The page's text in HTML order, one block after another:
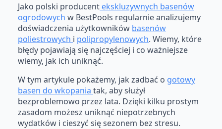
Jako polski producent ekskluzywnych basenów
ogrodowych w BestPools regularnie analizujemy
doświadczenia użytkowników basenów
poliestrowych i polipropylenowych. Wiemy, które
błędy pojawiają się najczęściej i co ważniejsze
wiemy, jak ich uniknąć.
W tym artykule pokażemy, jak zadbać o gotowy
basen do wkopania tak, aby służył
bezproblemowo przez lata. Dzięki kilku prostym
zasadom możesz uniknąć niepotrzebnych
wydatków i cieszyć się sezonem bez stresu.